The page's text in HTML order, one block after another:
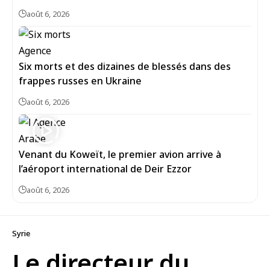
août 6, 2026
Six morts et des dizaines de blessés dans des
frappes russes en Ukraine
août 6, 2026
Venant du Koweït, le premier avion arrive à
l’aéroport international de Deir Ezzor
août 6, 2026
Syrie